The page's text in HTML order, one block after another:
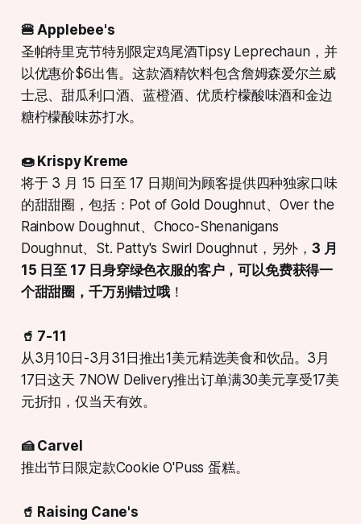
🍔 Applebee's
圣帕特里克节特别限定鸡尾酒Tipsy Leprechaun，并
以优惠价$6出售。这款酒精饮料包含詹姆森爱尔兰威
士忌、甜瓜利口酒、蓝橙酒、优质柠檬酸味酒和金边
糖柠檬酸味苏打水。
🍩 Krispy Kreme
将于 3 月 15 日至 17 日期间为顾客提供四种独家口味
的甜甜圈，包括：Pot of Gold Doughnut、Over the
Rainbow Doughnut、Choco-Shenanigans
Doughnut、St. Patty's Swirl Doughnut，另外，3 月
15 日至 17 日身穿绿色衣服的客户，可以免费获得一
个甜甜圈，千万别错过哦！
🥤 7-11
从3月10日-3月31日推出1美元精选美食和饮品。3月
17日这天 7NOW Delivery推出订单满30美元享受17美
元折扣，仅当天有效。
🍰 Carvel
推出节日限定款Cookie O'Puss 蛋糕。
🥤 Raising Cane's